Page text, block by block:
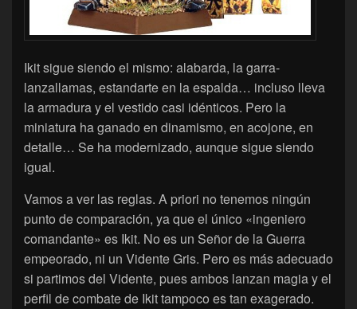
Ikit sigue siendo el mismo: alabarda, la garra-
lanzallamas, estandarte en la espalda… incluso lleva
la armadura y el vestido casi idénticos. Pero la
miniatura ha ganado en dinamismo, en acojone, en
detalle… Se ha modernizado, aunque sigue siendo
igual.
Vamos a ver las reglas. A priori no tenemos ningún
punto de comparación, ya que el único «ingeniero
comandante» es Ikit. No es un Señor de la Guerra
empeorado, ni un Vidente Gris. Pero es más adecuado
si partimos del Vidente, pues ambos lanzan magia y el
perfil de combate de Ikit tampoco es tan exagerado.